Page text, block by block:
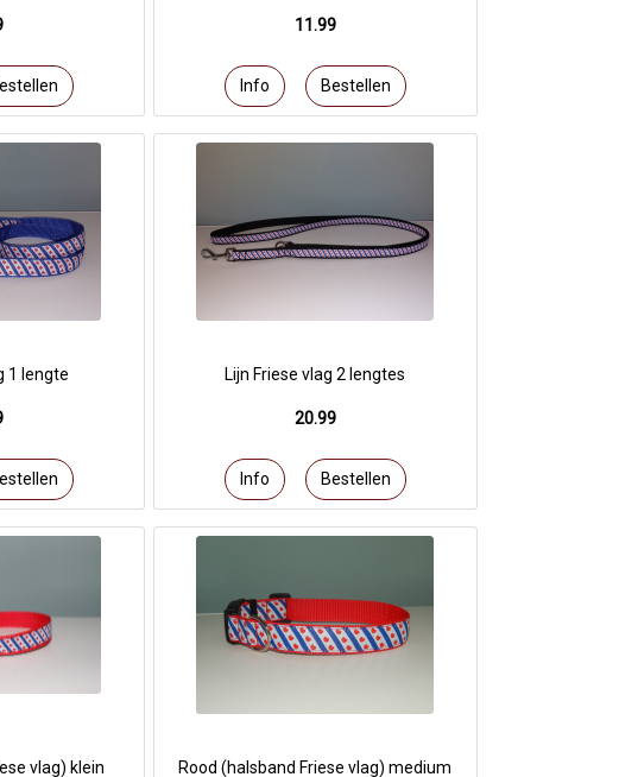
11.99
1 lengte Lijn Friese vlag 2 lengtes
20.99
vlag) klein Rood (halsband Friese vlag) medium